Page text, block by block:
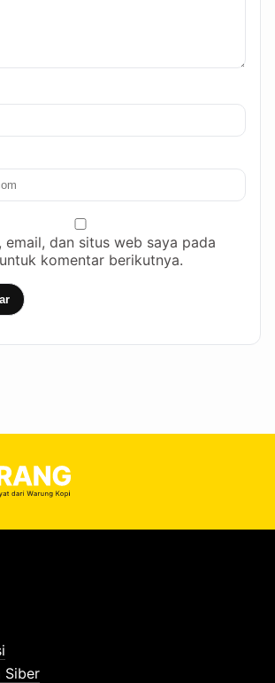
email, dan situs web saya pada
komentar berikutnya.
Siber